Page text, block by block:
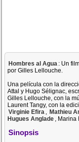
Hombres al Agua : Un
por Gilles Lellouche.
Una película con la
Attal y Hugo Sélignac,
Gilles Lellouche, con la
Laurent Tangy, con la
Virginie Efira , Mathieu
Hugues Anglade , Marina
Sinopsis